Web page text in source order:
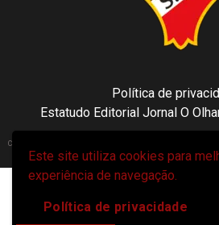
Este site utiliza cookies para
experiência de navegação.
Política de privacidade
Política de
Estatudo Editorial Jornal O
Copyright 2021 © Sporting Clube Olhanense - All rights
ToonsDomain.com |Newsphere